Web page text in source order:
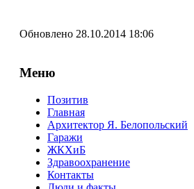
Обновлено 28.10.2014 18:06
Меню
Позитив
Главная
Архитектор Я. Белопольский
Гаражи
ЖКХиБ
Здравоохранение
Контакты